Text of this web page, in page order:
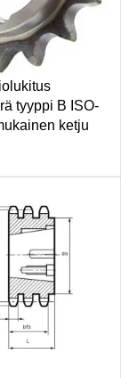
tyyppi B ISO-
ketju